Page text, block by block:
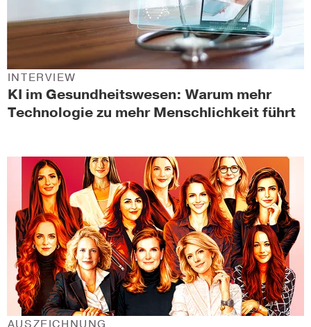
KI im Gesundheitswesen: Warum mehr
Technologie zu mehr Menschlichkeit führt
INTERVIEW